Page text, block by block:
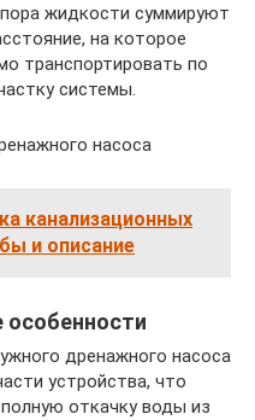
жидкости суммируют
на которое
транспортировать по
системы.
насоса
канализационных
и описание
особенности
дренажного насоса
устройства, что
откачку воды из